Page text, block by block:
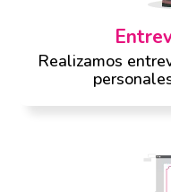
Realizamos